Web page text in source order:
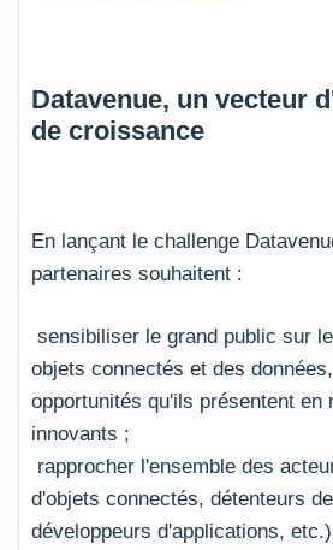
Datavenue, un vecteur
de croissance
En lançant le challenge
partenaires souhaitent :
sensibiliser le grand public sur
objets connectés et des
opportunités qu'ils présentent en
innovants ;
rapprocher l'ensemble des
d'objets connectés, détenteurs
développeurs d'applications,